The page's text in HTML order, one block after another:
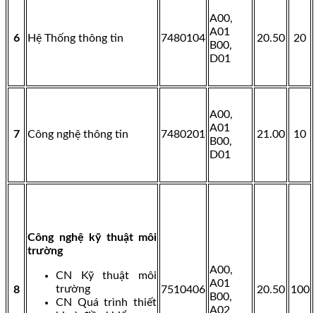
6 Hệ Thống thông tin 7480104
A00,
A01
B00,
D01
20.50 20
7 Công nghệ thông tin 7480201
A00,
A01
B00,
D01
21.00 10
8
Công nghệ kỹ thuật môi
trường
CN Kỹ thuật môi
trường
CN Quá trình thiết
7510406
A00,
A01
B00,
A02
20.50 100